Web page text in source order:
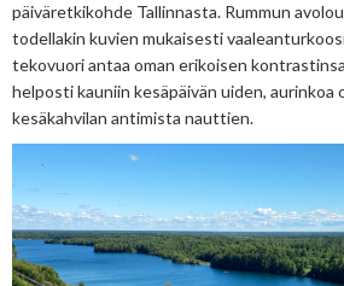
päiväretkikohde Tallinnasta. Rummun
todellakin kuvien mukaisesti
tekovuori antaa oman erikoisen
helposti kauniin kesäpäivän uiden, aurinkoa
kesäkahvilan antimista nauttien.